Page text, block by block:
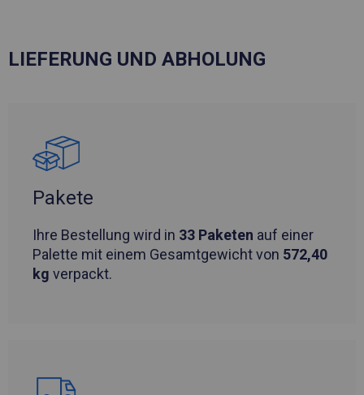
LIEFERUNG UND ABHOLUNG
Pakete
Ihre Bestellung wird in 33 Paketen auf einer
Palette mit einem Gesamtgewicht von 572,40
kg verpackt.